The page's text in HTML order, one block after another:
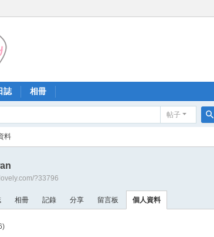
誌 相冊
帖子
索
料
?33796
相冊 記錄 分享 留言板 個人資料